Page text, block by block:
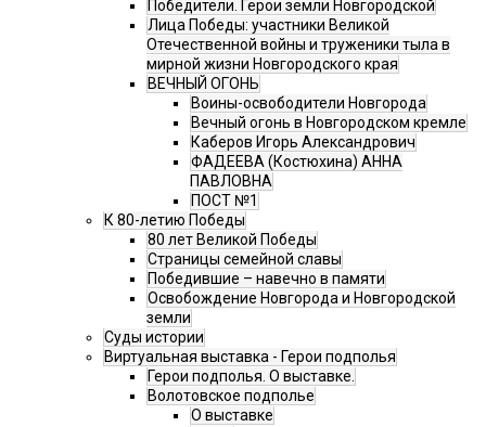
Победители. Герои земли Новгородской
Лица Победы: участники Великой
Отечественной войны и труженики тыла в
мирной жизни Новгородского края
ВЕЧНЫЙ ОГОНЬ
Воины-освободители Новгорода
Вечный огонь в Новгородском кремле
Каберов Игорь Александрович
ФАДЕЕВА (Костюхина) АННА
ПАВЛОВНА
ПОСТ №1
К 80-летию Победы
80 лет Великой Победы
Страницы семейной славы
Победившие – навечно в памяти
Освобождение Новгорода и Новгородской
земли
Суды истории
Виртуальная выставка - Герои подполья
Герои подполья. О выставке.
Волотовское подполье
О выставке